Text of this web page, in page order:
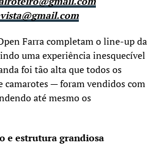
Farra completam o line-up da
uma experiência inesquecível
foi tão alta que todos os
camarotes — foram vendidos com
até mesmo os
e estrutura grandiosa